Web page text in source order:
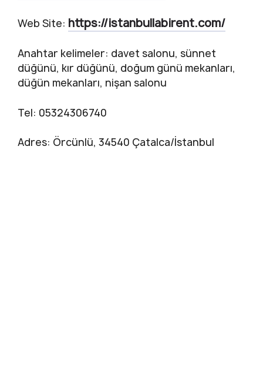
Web Site: https://istanbullabirent.com/
Anahtar kelimeler: davet salonu, sünnet
düğünü, kır düğünü, doğum günü mekanları,
düğün mekanları, nişan salonu
Tel: 05324306740
Adres: Örcünlü, 34540 Çatalca/İstanbul